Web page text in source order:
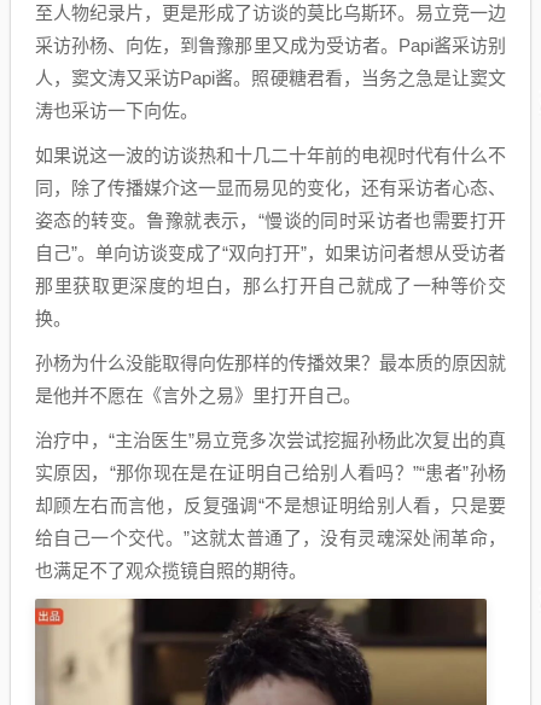
至人物纪录片，更是形成了访谈的莫比乌斯环。易立竞一边
采访孙杨、向佐，到鲁豫那里又成为受访者。Papi酱采访别
人，窦文涛又采访Papi酱。照硬糖君看，当务之急是让窦文
涛也采访一下向佐。
如果说这一波的访谈热和十几二十年前的电视时代有什么不
同，除了传播媒介这一显而易见的变化，还有采访者心态、
姿态的转变。鲁豫就表示，“慢谈的同时采访者也需要打开
自己”。单向访谈变成了“双向打开”，如果访问者想从受访者
那里获取更深度的坦白，那么打开自己就成了一种等价交
换。
孙杨为什么没能取得向佐那样的传播效果？最本质的原因就
是他并不愿在《言外之易》里打开自己。
治疗中，“主治医生”易立竞多次尝试挖掘孙杨此次复出的真
实原因，“那你现在是在证明自己给别人看吗？”“患者”孙杨
却顾左右而言他，反复强调“不是想证明给别人看，只是要
给自己一个交代。”这就太普通了，没有灵魂深处闹革命，
也满足不了观众揽镜自照的期待。